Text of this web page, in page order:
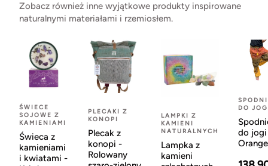
Zobacz również inne wyjątkowe produkty inspirowane
naturalnymi materiałami i rzemiosłem.
ŚWIECE
SOJOWE Z
KAMIENIAMI
Świeca z
kamieniami
i kwiatami -
PLECAKI Z
KONOPI
Plecak z
konopi -
Rolowany
LAMPKI Z
KAMIENI
NATURALNYCH
Lampka z
kamieni
DO
do
Orange